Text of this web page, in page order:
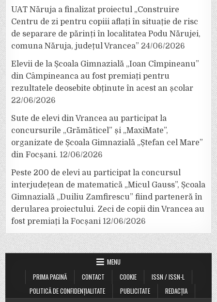
UAT Năruja a finalizat proiectul „Construire
Centru de zi pentru copiii aflați în situație de risc
de separare de părinți în localitatea Podu Nărujei,
comuna Năruja, județul Vrancea” 24/06/2026
Elevii de la Școala Gimnazială „Ioan Cîmpineanu”
din Câmpineanca au fost premiați pentru
rezultatele deosebite obținute în acest an școlar
22/06/2026
Sute de elevi din Vrancea au participat la
concursurile „Grămăticel” și „MaxiMate”,
organizate de Școala Gimnazială „Ștefan cel Mare”
din Focșani. 12/06/2026
Peste 200 de elevi au participat la concursul
interjudețean de matematică „Micul Gauss”, Școala
Gimnazială „Duiliu Zamfirescu” fiind parteneră în
derularea proiectului. Zeci de copii din Vrancea au
fost premiați la Focșani 12/06/2026
MENU
PRIMA PAGINĂ
CONTACT COOKIE
ISSN / ISSN-L
POLITICĂ DE CONFIDENȚIALITATE
PUBLICITATE REDACȚIA